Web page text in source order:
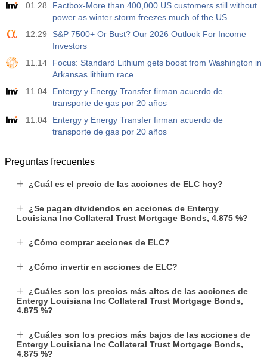
Act.
Act.
Pronós.
Prev.
USD
Posiciones Netas Especulativas de Nasdaq 100 de la
Act.
01.28
Factbox-More than 400,000 US customers still without
power as winter storm freezes much of the US
12.29
S&P 7500+ Or Bust? Our 2026 Outlook For Income
Investors
11.14
Focus: Standard Lithium gets boost from Washington in
Arkansas lithium race
11.04
Entergy y Energy Transfer firman acuerdo de
transporte de gas por 20 años
11.04
Entergy y Energy Transfer firman acuerdo de
transporte de gas por 20 años
Preguntas frecuentes
¿Cuál es el precio de las acciones de ELC hoy?
¿Se pagan dividendos en acciones de Entergy
Louisiana Inc Collateral Trust Mortgage Bonds, 4.875 %?
¿Cómo comprar acciones de ELC?
¿Cómo invertir en acciones de ELC?
¿Cuáles son los precios más altos de las acciones de
Entergy Louisiana Inc Collateral Trust Mortgage Bonds,
4.875 %?
¿Cuáles son los precios más bajos de las acciones de
Entergy Louisiana Inc Collateral Trust Mortgage Bonds,
4.875 %?